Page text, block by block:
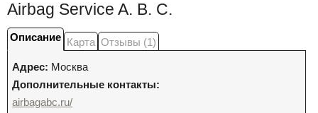
Airbag Service A. B. C.
Описание Карта Отзывы (1)
Адрес: Москва
Дополнительные контакты:
airbagabc.ru/